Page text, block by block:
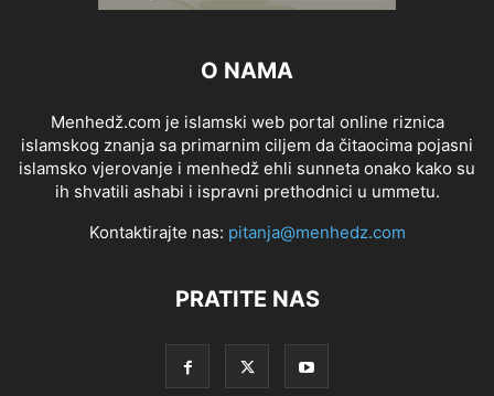
O NAMA
Menhedž.com je islamski web portal online riznica
islamskog znanja sa primarnim ciljem da čitaocima pojasni
islamsko vjerovanje i menhedž ehli sunneta onako kako su
ih shvatili ashabi i ispravni prethodnici u ummetu.
Kontaktirajte nas: pitanja@menhedz.com
PRATITE NAS